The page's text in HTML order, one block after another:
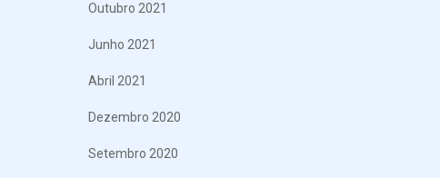
Outubro 2021
Junho 2021
Abril 2021
Dezembro 2020
Setembro 2020